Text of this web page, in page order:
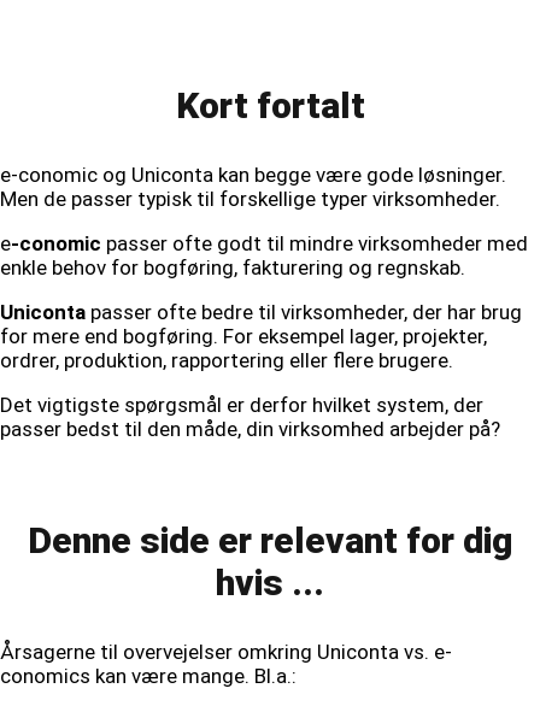
Kort fortalt
e-conomic og Uniconta kan begge være gode løsninger.
Men de passer typisk til forskellige typer virksomheder.
e-conomic passer ofte godt til mindre virksomheder med
enkle behov for bogføring, fakturering og regnskab.
Uniconta passer ofte bedre til virksomheder, der har brug
for mere end bogføring. For eksempel lager, projekter,
ordrer, produktion, rapportering eller flere brugere.
Det vigtigste spørgsmål er derfor hvilket system, der
passer bedst til den måde, din virksomhed arbejder på?
Denne side er relevant for dig
hvis ...
Årsagerne til overvejelser omkring Uniconta vs. e-
conomics kan være mange. Bl.a.: